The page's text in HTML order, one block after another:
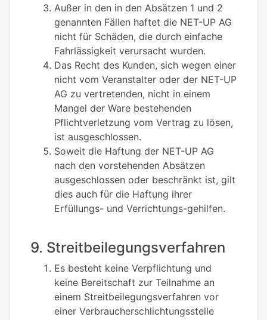
Außer in den in den Absätzen 1 und 2
genannten Fällen haftet die NET-UP AG
nicht für Schäden, die durch einfache
Fahrlässigkeit verursacht wurden.
Das Recht des Kunden, sich wegen einer
nicht vom Veranstalter oder der NET-UP
AG zu vertretenden, nicht in einem
Mangel der Ware bestehenden
Pflichtverletzung vom Vertrag zu lösen,
ist ausgeschlossen.
Soweit die Haftung der NET-UP AG
nach den vorstehenden Absätzen
ausgeschlossen oder beschränkt ist, gilt
dies auch für die Haftung ihrer
Erfüllungs- und Verrichtungs-gehilfen.
9. Streitbeilegungsverfahren
Es besteht keine Verpflichtung und
keine Bereitschaft zur Teilnahme an
einem Streitbeilegungsverfahren vor
einer Verbraucherschlichtungsstelle